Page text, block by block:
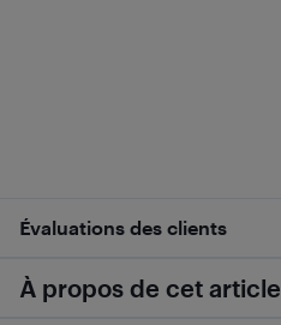
Évaluations des clients
À propos de cet article